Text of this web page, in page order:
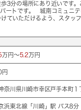
3分の場所にあり近いです。
ートです。 城南コミュニテ
ていただけるよう、スタッ
万円～5.2万円
円
奈川県川崎市幸区戸手本町
浜東北線 「 川崎」駅 バス8分